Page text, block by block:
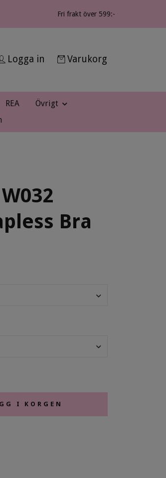
Fri frakt över 599:-
Logga in Varukorg
REA
Övrigt
Bra
I KORGEN